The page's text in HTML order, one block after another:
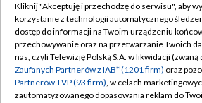
TVP
Abonament TVP
Emisja w TVP
Centrum informacji TVP
Regulamin TVP
Polityka
Moje zgody
Kliknij "Akceptuję i przechodzę do serwisu", aby
korzystanie z technologii automatycznego
dostęp do informacji na Twoim urządzeniu
przechowywanie oraz na przetwarzanie Twoich
nas, czyli Telewizję Polską S.A. w likwidacji (zwaną
Zaufanych Partnerów z IAB* (1201 firm) oraz
Partnerów TVP (93 firm), w celach
zautomatyzowanego dopasowania reklam do